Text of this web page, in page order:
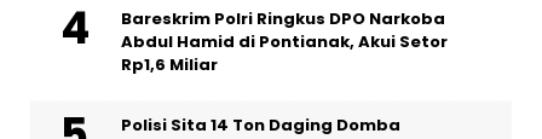
Bareskrim Polri Ringkus DPO Narkoba
Abdul Hamid di Pontianak, Akui Setor
Rp1,6 Miliar
Polisi Sita 14 Ton Daging Domba